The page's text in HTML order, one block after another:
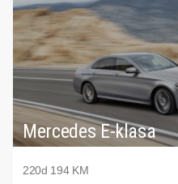
Mercedes E-klasa
220d 194 KM